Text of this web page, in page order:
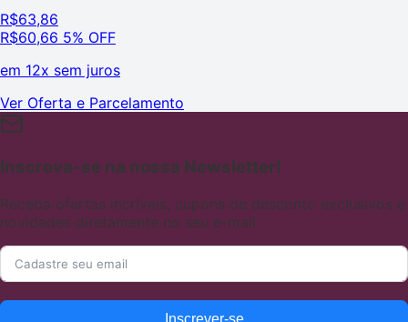
R$63,86
R$60,66 5% OFF
em 12x sem juros
Ver Oferta e Parcelamento
Inscreva-se na nossa Newsletter!
Receba ofertas incríveis, cupons de desconto exclusivos e
novidades diretamente no seu e-mail.
Inscrever-se